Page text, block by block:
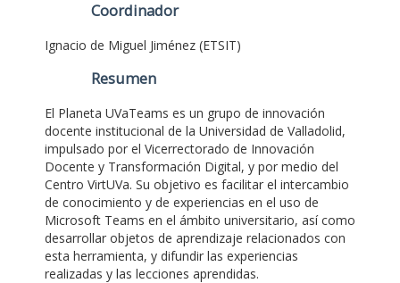
Coordinador
Ignacio de Miguel Jiménez (ETSIT)
Resumen
El Planeta UVaTeams es un grupo de innovación
docente institucional de la Universidad de Valladolid,
impulsado por el Vicerrectorado de Innovación
Docente y Transformación Digital, y por medio del
Centro VirtUVa. Su objetivo es facilitar el intercambio
de conocimiento y de experiencias en el uso de
Microsoft Teams en el ámbito universitario, así como
desarrollar objetos de aprendizaje relacionados con
esta herramienta, y difundir las experiencias
realizadas y las lecciones aprendidas.